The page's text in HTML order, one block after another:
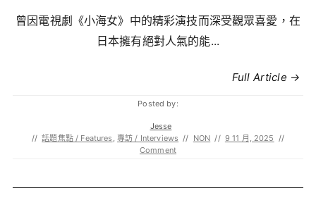
曾因電視劇《小海女》中的精彩演技而深受觀眾喜愛，在
日本擁有絕對人氣的能...
Full Article →
Posted by:
Jesse
// 話題焦點 / Features , 專訪 / Interviews // NON // 9 11 月, 2025 //
Comment